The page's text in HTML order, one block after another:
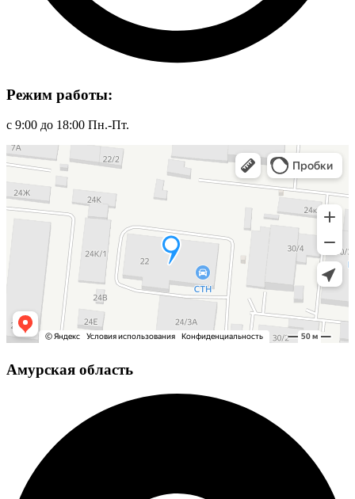
Режим работы:
с 9:00 до 18:00 Пн.-Пт.
Амурская область